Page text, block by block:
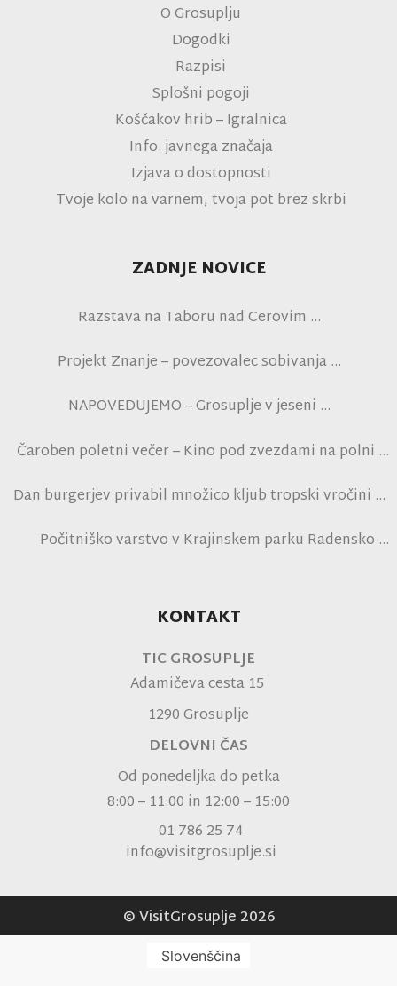
O Grosuplju
Dogodki
Razpisi
Splošni pogoji
Koščakov hrib – Igralnica
Info. javnega značaja
Izjava o dostopnosti
Tvoje kolo na varnem, tvoja pot brez skrbi
ZADNJE NOVICE
Razstava na Taboru nad Cerovim
Projekt Znanje – povezovalec sobivanja
NAPOVEDUJEMO – Grosuplje v jeseni
Čaroben poletni večer – Kino pod zvezdami na polni
Dan burgerjev privabil množico kljub tropski vročini
Počitniško varstvo v Krajinskem parku Radensko
KONTAKT
TIC GROSUPLJE
Adamičeva cesta 15
1290 Grosuplje
DELOVNI ČAS
Od ponedeljka do petka
8:00 – 11:00 in 12:00 – 15:00
01 786 25 74
info@visitgrosuplje.si
© VisitGrosuplje 2026
Slovenščina